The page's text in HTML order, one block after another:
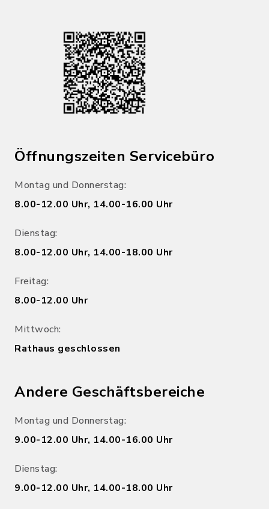
Öffnungszeiten Servicebüro
Montag und Donnerstag:
8.00-12.00 Uhr, 14.00-16.00 Uhr
Dienstag:
8.00-12.00 Uhr, 14.00-18.00 Uhr
Freitag:
8.00-12.00 Uhr
Mittwoch:
Rathaus geschlossen
Andere Geschäftsbereiche
Montag und Donnerstag:
9.00-12.00 Uhr, 14.00-16.00 Uhr
Dienstag:
9.00-12.00 Uhr, 14.00-18.00 Uhr